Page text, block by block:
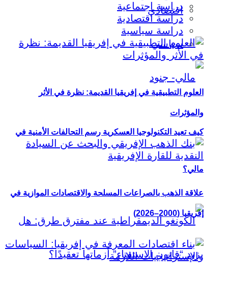
اقتصادي
سياسي
كيف تعيد التكنولوجيا العسكرية رسم التحالفات الأمنية في
مالي؟
دراسة اجتماعية
دراسة اقتصادية
دراسة سياسية
العلوم التطبيقية في إفريقيا القديمة: نظرة في الأثر
والمؤثرات
علاقة الذهب بالصراعات المسلحة والاقتصادات الموازية في
إفريقيا (2000–2026)